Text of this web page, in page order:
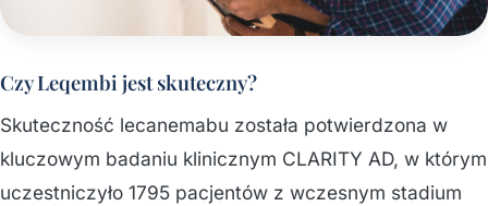
Czy Leqembi jest skuteczny?
Skuteczność lecanemabu została potwierdzona w
kluczowym badaniu klinicznym CLARITY AD, w którym
uczestniczyło 1795 pacjentów z wczesnym stadium